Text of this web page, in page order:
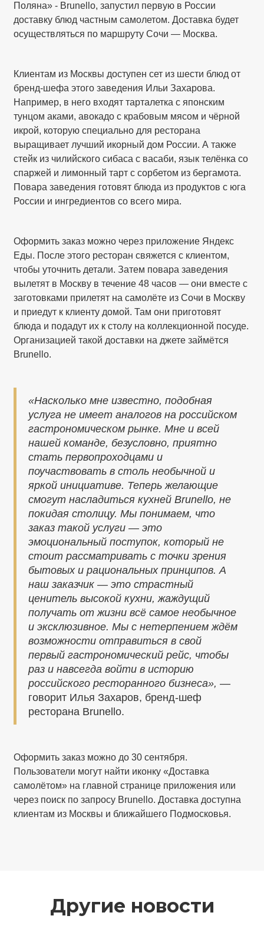
Поляна» - Brunello, запустил первую в России
доставку блюд частным самолетом. Доставка будет
осуществляться по маршруту Сочи — Москва.
Клиентам из Москвы доступен сет из шести блюд от
бренд-шефа этого заведения Ильи Захарова.
Например, в него входят тарталетка с японским
тунцом аками, авокадо с крабовым мясом и чёрной
икрой, которую специально для ресторана
выращивает лучший икорный дом России. А также
стейк из чилийского сибаса с васаби, язык телёнка со
спаржей и лимонный тарт с сорбетом из бергамота.
Повара заведения готовят блюда из продуктов с юга
России и ингредиентов со всего мира.
Оформить заказ можно через приложение Яндекс
Еды. После этого ресторан свяжется с клиентом,
чтобы уточнить детали. Затем повара заведения
вылетят в Москву в течение 48 часов — они вместе с
заготовками прилетят на самолёте из Сочи в Москву
и приедут к клиенту домой. Там они приготовят
блюда и подадут их к столу на коллекционной посуде.
Организацией такой доставки на джете займётся
Brunello.
«Насколько мне известно, подобная
услуга не имеет аналогов на российском
гастрономическом рынке. Мне и всей
нашей команде, безусловно, приятно
стать первопроходцами и
поучаствовать в столь необычной и
яркой инициативе. Теперь желающие
смогут насладиться кухней Brunello, не
покидая столицу. Мы понимаем, что
заказ такой услуги — это
эмоциональный поступок, который не
стоит рассматривать с точки зрения
бытовых и рациональных принципов. А
наш заказчик — это страстный
ценитель высокой кухни, жаждущий
получать от жизни всё самое необычное
и эксклюзивное. Мы с нетерпением ждём
возможности отправиться в свой
первый гастрономический рейс, чтобы
раз и навсегда войти в историю
российского ресторанного бизнеса», —
говорит Илья Захаров, бренд-шеф
ресторана Brunello.
Оформить заказ можно до 30 сентября.
Пользователи могут найти иконку «Доставка
самолётом» на главной странице приложения или
через поиск по запросу Brunello. Доставка доступна
клиентам из Москвы и ближайшего Подмосковья.
Другие новости